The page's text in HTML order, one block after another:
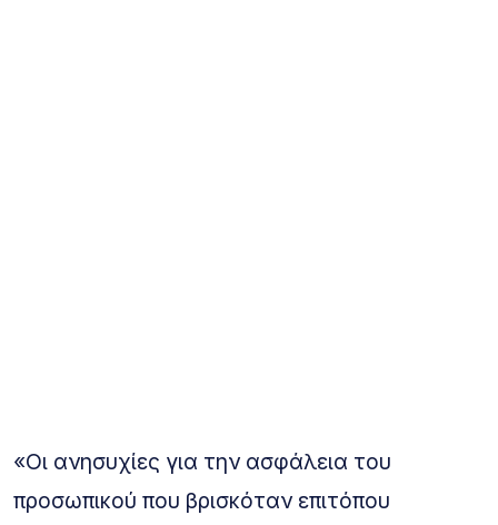
«Οι ανησυχίες για την ασφάλεια του
προσωπικού που βρισκόταν επιτόπου